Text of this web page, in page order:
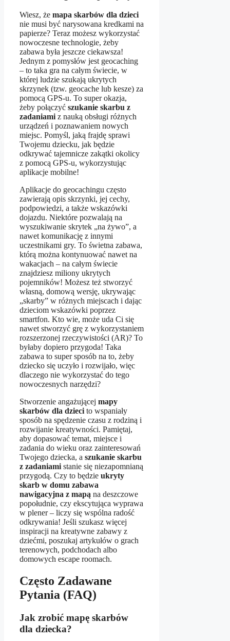
Wiesz, że mapa skarbów dla dzieci
nie musi być narysowana kredkami na
papierze? Teraz możesz wykorzystać
nowoczesne technologie, żeby
zabawa była jeszcze ciekawsza!
Jednym z pomysłów jest geocaching
– to taka gra na całym świecie, w
której ludzie szukają ukrytych
skrzynek (tzw. geocache lub kesze) za
pomocą GPS-u. To super okazja,
żeby połączyć szukanie skarbu z
zadaniamiz nauką obsługi różnych
urządzeń i poznawaniem nowych
miejsc. Pomyśl, jaką frajdę sprawi
Twojemu dziecku, jak będzie
odkrywać tajemnicze zakątki okolicy
z pomocą GPS-u, wykorzystując
aplikacje mobilne!
Aplikacje do geocachingu często
zawierają opis skrzynki, jej cechy,
podpowiedzi, a także wskazówki
dojazdu. Niektóre pozwalają na
wyszukiwanie skrytek „na żywo”, a
nawet komunikację z innymi
uczestnikami gry. To świetna zabawa,
którą można kontynuować nawet na
wakacjach – na całym świecie
znajdziesz miliony ukrytych
pojemników! Możesz też stworzyć
własną, domową wersję, ukrywając
„skarby” w różnych miejscach i dając
dzieciom wskazówki poprzez
smartfon. Kto wie, może uda Ci się
nawet stworzyć grę z wykorzystaniem
rozszerzonej rzeczywistości (AR)? To
byłaby dopiero przygoda! Taka
zabawa to super sposób na to, żeby
dziecko się uczyło i rozwijało, więc
dlaczego nie wykorzystać do tego
nowoczesnych narzędzi?
Stworzenie angażującej mapy
skarbów dla dziecito wspaniały
sposób na spędzenie czasu z rodziną i
rozwijanie kreatywności. Pamiętaj,
aby dopasować temat, miejsce i
zadania do wieku oraz zainteresowań
Twojego dziecka, a szukanie skarbu
z zadaniamistanie się niezapomnianą
przygodą. Czy to będzie ukryty
skarb w domu zabawa
nawigacyjna z mapą na deszczowe
popołudnie, czy ekscytująca wyprawa
w plener – liczy się wspólna radość
odkrywania! Jeśli szukasz więcej
inspiracji na kreatywne zabawy z
dziećmi, poszukaj artykułów o grach
terenowych, podchodach albo
domowych escape roomach.
Często Zadawane
Pytania (FAQ)
Jak zrobić mapę skarbów
dla dziecka?